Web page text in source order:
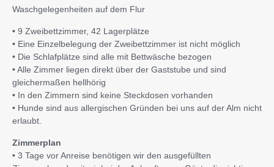
Waschgelegenheiten auf dem Flur
• 9 Zweibettzimmer, 42 Lagerplätze
• Eine Einzelbelegung der Zweibettzimmer ist nicht möglich
• Die Schlafplätze sind alle mit Bettwäsche bezogen
• Alle Zimmer liegen direkt über der Gaststube und sind
gleichermaßen hellhörig
• In den Zimmern sind keine Steckdosen vorhanden
• Hunde sind aus allergischen Gründen bei uns auf der Alm nicht
erlaubt.
Zimmerplan
• 3 Tage vor Anreise benötigen wir den ausgefüllten